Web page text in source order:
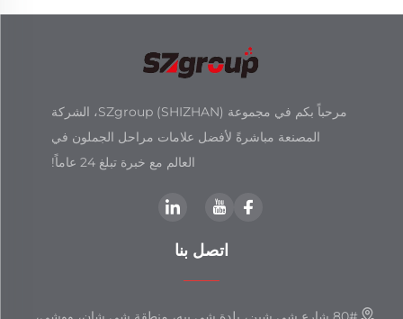
مرحباً بكم في مجموعة SZgroup (SHIZHAN)، الشركة
المصنعة مباشرةً لأفضل علامات مراحل الجملون في
العالم مع خبرة تبلغ 24 عاماً!
اتصل بنا